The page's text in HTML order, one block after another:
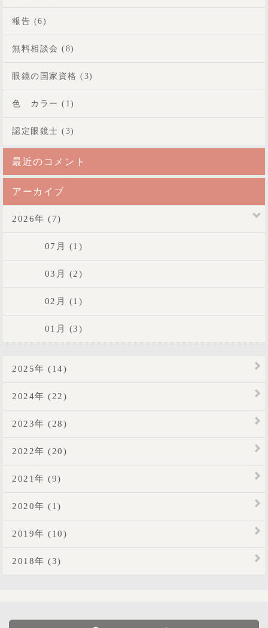
報告 (6)
無料相談会 (8)
眼鏡の国家資格 (3)
色 カラー (1)
認定眼鏡士 (3)
最近のコメント
アーカイブ
2026年 (7)
07月 (1)
03月 (2)
02月 (1)
01月 (3)
2025年 (14)
2024年 (22)
2023年 (28)
2022年 (20)
2021年 (9)
2020年 (1)
2019年 (10)
2018年 (3)